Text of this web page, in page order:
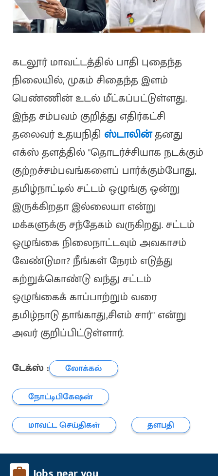
கடலூர் மாவட்டத்தில் பாதி புதைந்த
நிலையில், முகம் சிதைந்த இளம்
பெண்ணின் உடல் மீட்கப்பட்டுள்ளது.
இந்த சம்பவம் குறித்து எதிர்கட்சி
தலைவர் உதயநிதி ஸ்டாலின்தனது
எக்ஸ் தளத்தில் "தொடர்ச்சியாக நடக்கும்
குற்றச்சம்பவங்களைப் பார்க்கும்போது,
தமிழ்நாட்டில் சட்டம் ஒழுங்கு ஒன்று
இருக்கிறதா இல்லையா என்று
மக்களுக்கு சந்தேகம் வருகிறது. சட்டம்
ஒழுங்கை நிலைநாட்டவும் அவகாசம்
வேண்டுமா? நீங்கள் நேரம் எடுத்து
கற்றுக்கொண்டு வந்து சட்டம்
ஒழுங்கைக் காப்பாற்றும் வரை
தமிழ்நாடு தாங்காது,சிஎம் சார்" என்று
அவர் குறிப்பிட்டுள்ளார்.
டேக்ஸ் :
லோக்கல்
நோட்டிபிகேஷன்
மாவட்ட செய்திகள்
தளபதி